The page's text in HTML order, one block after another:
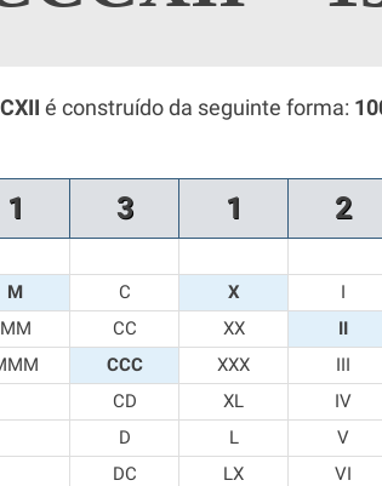
é construído da seguinte forma:
1 3 1 2
M C X
I
MM CC XX
II
CCC XXX
III
CD XL
IV
D L
V
DC LX
VI